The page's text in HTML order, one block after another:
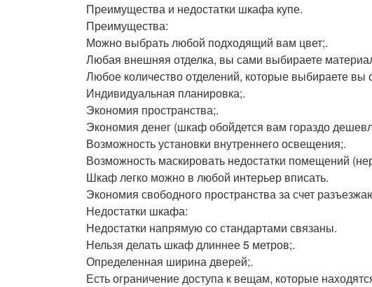
Преимущества и недостатки шкафа купе.
Преимущества:
Можно выбрать любой подходящий вам цвет;.
Любая внешняя отделка, вы сами выбираете
Любое количество отделений, которые выбираете вы
Индивидуальная планировка;.
Экономия пространства;.
Экономия денег (шкаф обойдется вам гораздо
Возможность установки внутреннего освещения;.
Возможность маскировать недостатки помещений
Шкаф легко можно в любой интерьер вписать.
Экономия свободного пространства за счет
Недостатки шкафа:
Недостатки напрямую со стандартами связаны.
Нельзя делать шкаф длиннее 5 метров;.
Определенная ширина дверей;.
Есть ограничение доступа к вещам, которые